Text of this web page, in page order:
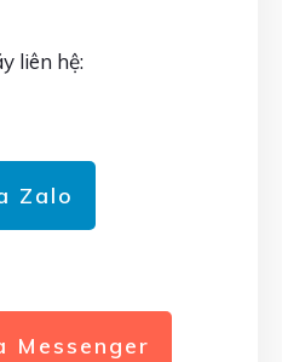
liên hệ:
Zalo
Messenger